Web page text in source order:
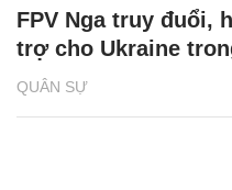
QUÂN SỰ
FPV Nga truy đuổi,
trợ cho Ukraine